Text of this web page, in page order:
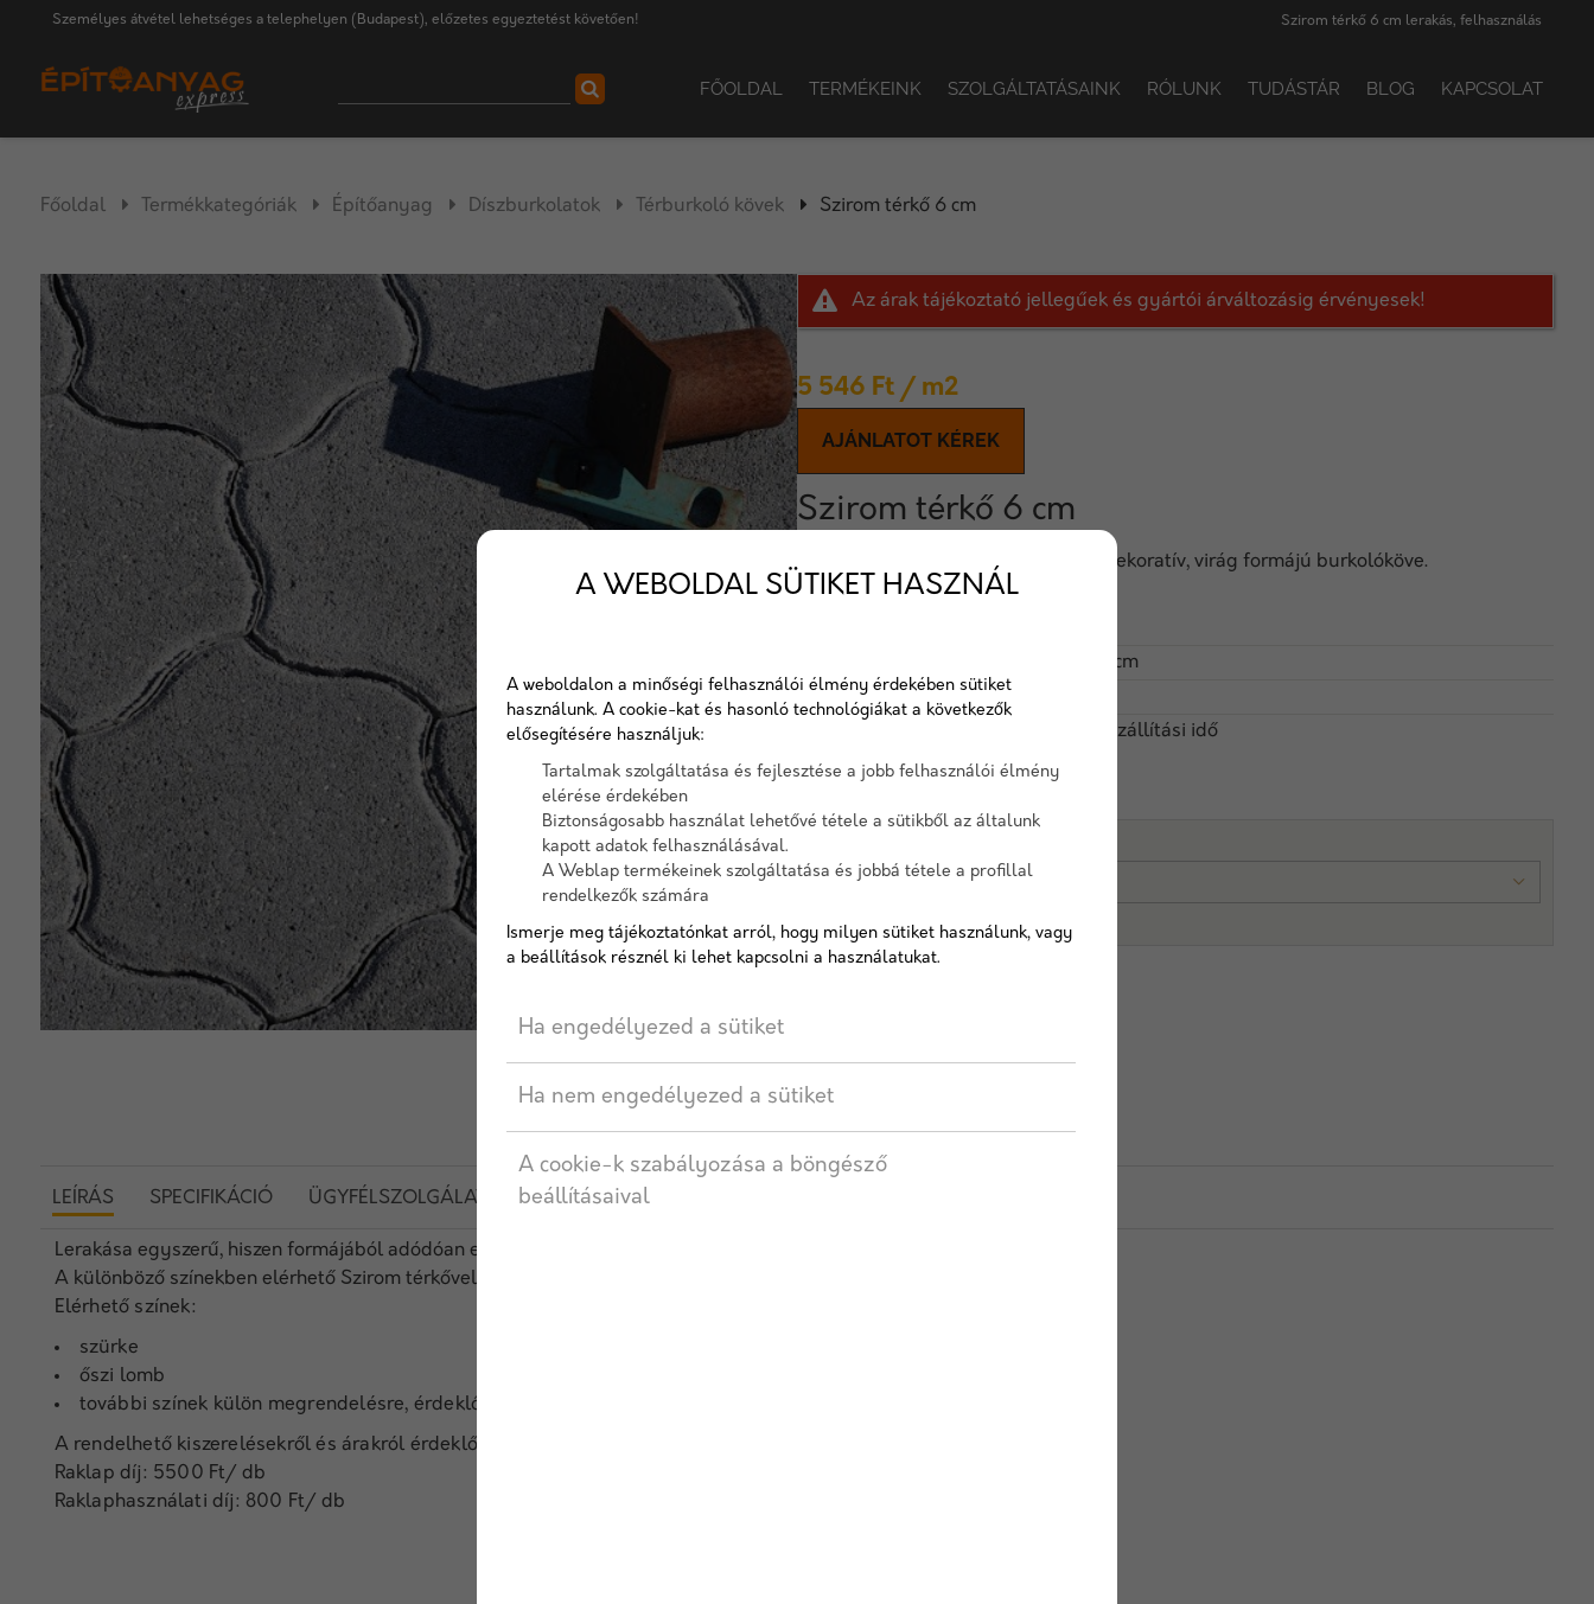
Személyes átvétel lehetséges a telephelyen (Budapest), előzetes egyeztetést követően! Szirom térkő 6 cm lerakás, felhasználás
FŐOLDAL TERMÉKEINK SZOLGÁLTATÁSAINK RÓLUNK TUDÁSTÁR BLOG KAPCSOLAT
Főoldal Termékkategóriák Építőanyag Díszburkolatok Térburkoló kövek Szirom térkő 6 cm
Az árak tájékoztató jellegűek és gyártói árváltozásig érvényesek!
5 546 Ft / m2
AJÁNLATOT KÉREK
Szirom térkő 6 cm
Egységes nagy felületek, teraszok dekoratív, virág formájú burkolóköve.
24 x 22 x 6 cm
Cikkszám:
10-15 nap szállítási idő
Címkék:
LEÍRÁS SPECIFIKÁCIÓ ÜGYFÉLSZOLGÁLAT SZÁLLÍTÁS
Lerakása egyszerű, hiszen formájából adódóan egyféle módon lerakható térkőről van szó.
A különböző színekben elérhető Szirom térkővel különleges, dekoratív mintázatok alakíthatók ki.
Elérhető színek:
szürke
őszi lomb
további színek külön megrendelésre, érdeklődjön üzenetben vagy telefonon!
A rendelhető kiszerelésekről és árakról érdeklődjön az árajánlatkérő gombra kattintva, vagy telefonon!
Raklap díj: 5500 Ft/ db
Raklaphasználati díj: 800 Ft/ db
A WEBOLDAL SÜTIKET HASZNÁL
A weboldalon a minőségi felhasználói élmény érdekében sütiket
használunk. A cookie-kat és hasonló technológiákat a következők
elősegítésére használjuk:
Tartalmak szolgáltatása és fejlesztése a jobb felhasználói élmény
elérése érdekében
Biztonságosabb használat lehetővé tétele a sütikből az általunk
kapott adatok felhasználásával.
A Weblap termékeinek szolgáltatása és jobbá tétele a profillal
rendelkezők számára
Ismerje meg tájékoztatónkat arról, hogy milyen sütiket használunk, vagy
a beállítások résznél ki lehet kapcsolni a használatukat.
Ha engedélyezed a sütiket
Ha nem engedélyezed a sütiket
A cookie-k szabályozása a böngésző
beállításaival